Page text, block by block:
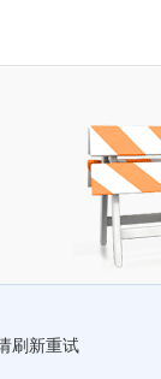
刷新重试